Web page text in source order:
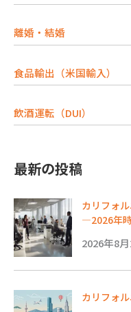
離婚・結婚
食品輸出（米国輸入）
飲酒運転（DUI）
最新の投稿
カリフォ
―2026年
2026年8
カリフォ